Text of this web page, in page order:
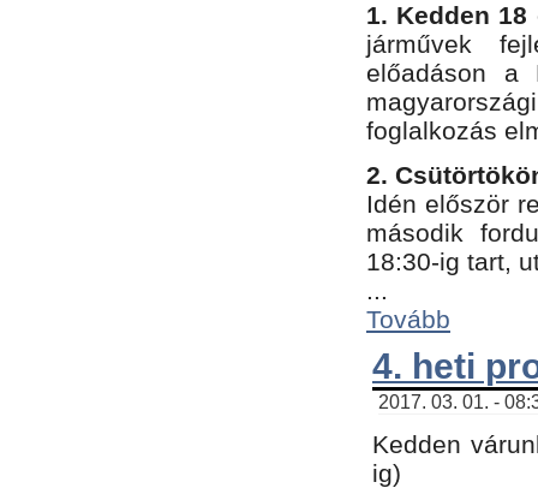
1. Kedden 18
járművek
előadáson a
foglalkozás
2.
Idén először
második
18:30-ig tart,
...
Tovább
4. heti
2017. 03. 01. -
Kedden
ig)